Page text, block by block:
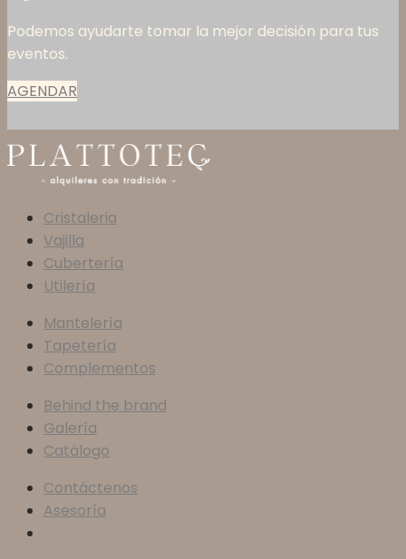
Podemos ayudarte tomar la mejor decisión para tus
eventos.
AGENDAR
Cristaleria
Vajilla
Cubertería
Utilería
Mantelería
Tapetería
Complementos
Behind the brand
Galería
Catálogo
Contáctenos
Asesoría